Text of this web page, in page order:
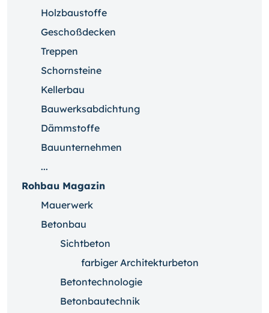
Holzbaustoffe
Geschoßdecken
Treppen
Schornsteine
Kellerbau
Bauwerksabdichtung
Dämmstoffe
Bauunternehmen
...
Rohbau Magazin
Mauerwerk
Betonbau
Sichtbeton
farbiger Architekturbeton
Betontechnologie
Betonbautechnik